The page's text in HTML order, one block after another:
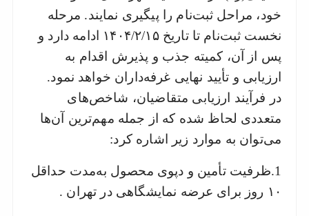
خود، مراحل ثبت‌نام را پیگیری نمایند. مرحله
نخست ثبت‌نام تا تاریخ ۱۴۰۴/۲/۱۵ ادامه دارد و
پس از آن، کمیته جذب و پذیرش اقدام به
ارزیابی و تأیید نهایی غرفه‌داران خواهد نمود.
در فرآیند ارزیابی متقاضیان، شاخص‌های
متعددی لحاظ شده‌ که از جمله مهم‌ترین آن‌ها
می‌توان به موارد زیر اشاره کرد:
1.ظرفیت تأمین و دپوی محصول به‌مدت حداقل
۱۰ روز برای عرضه نمایشگاهی در تهران .